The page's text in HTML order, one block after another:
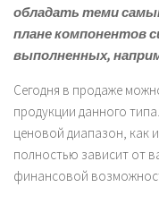
обладать теми
плане компонентов
выполненных,
Сегодня в продаже
продукции данного
ценовой диапазон, как
полностью зависит от
финансовой